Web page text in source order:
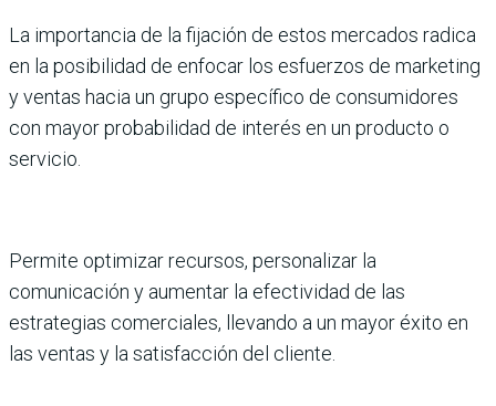
La importancia de la fijación de estos mercados radica
en la posibilidad de enfocar los esfuerzos de marketing
y ventas hacia un grupo específico de consumidores
con mayor probabilidad de interés en un producto o
servicio.
Permite optimizar recursos, personalizar la
comunicación y aumentar la efectividad de las
estrategias comerciales, llevando a un mayor éxito en
las ventas y la satisfacción del cliente.